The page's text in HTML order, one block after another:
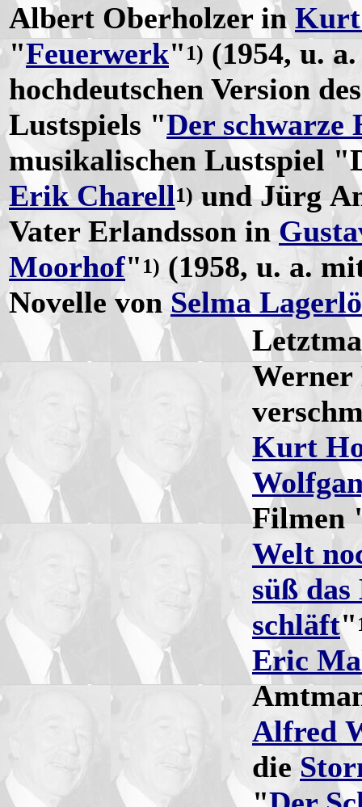
Albert Oberholzer inKurt
"Feuerwerk" 1) (1954, u.
hochdeutschen Version
Lustspiels "Der schwarze
musikalischen Lustspiel
Erik Charell1)und Jürg
Vater Erlandsson in
Moorhof" 1) (1958, u. a.
Novelle von Selma
Werner
Kurt
Filmen
Welt
süß
schläft"
Eric
Alfred
die